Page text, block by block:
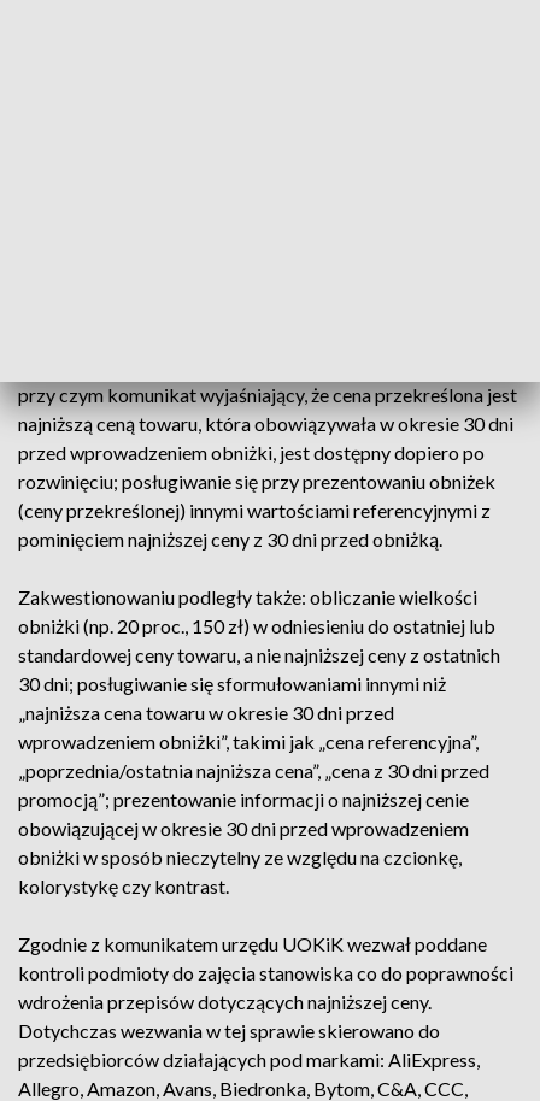
przy czym komunikat wyjaśniający, że cena przekreślona jest
najniższą ceną towaru, która obowiązywała w okresie 30 dni
przed wprowadzeniem obniżki, jest dostępny dopiero po
rozwinięciu; posługiwanie się przy prezentowaniu obniżek
(ceny przekreślonej) innymi wartościami referencyjnymi z
pominięciem najniższej ceny z 30 dni przed obniżką.
Zakwestionowaniu podległy także: obliczanie wielkości
obniżki (np. 20 proc., 150 zł) w odniesieniu do ostatniej lub
standardowej ceny towaru, a nie najniższej ceny z ostatnich
30 dni; posługiwanie się sformułowaniami innymi niż
„najniższa cena towaru w okresie 30 dni przed
wprowadzeniem obniżki”, takimi jak „cena referencyjna”,
„poprzednia/ostatnia najniższa cena”, „cena z 30 dni przed
promocją”; prezentowanie informacji o najniższej cenie
obowiązującej w okresie 30 dni przed wprowadzeniem
obniżki w sposób nieczytelny ze względu na czcionkę,
kolorystykę czy kontrast.
Zgodnie z komunikatem urzędu UOKiK wezwał poddane
kontroli podmioty do zajęcia stanowiska co do poprawności
wdrożenia przepisów dotyczących najniższej ceny.
Dotychczas wezwania w tej sprawie skierowano do
przedsiębiorców działających pod markami: AliExpress,
Allegro, Amazon, Avans, Biedronka, Bytom, C&A, CCC,